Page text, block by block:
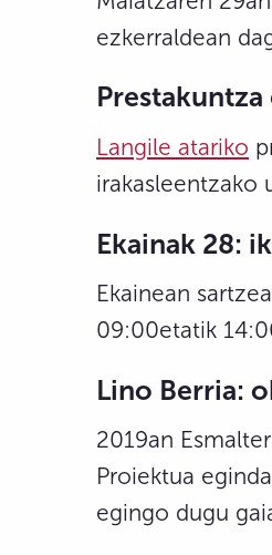
ezkerraldean
Langile atariko
irakasleentzako
Ekainak 28:
Ekainean
09:00etatik
Lino Berria:
2019an
Proiektua
egingo dugu